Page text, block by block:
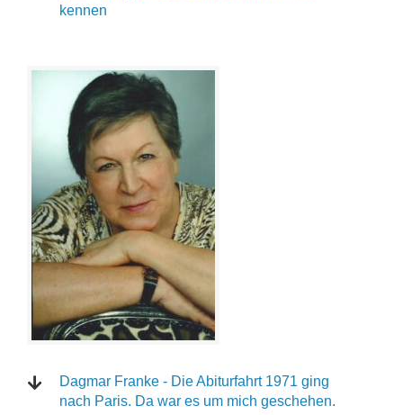
kennen
Dagmar Franke - Die Abiturfahrt 1971 ging
nach Paris. Da war es um mich geschehen.